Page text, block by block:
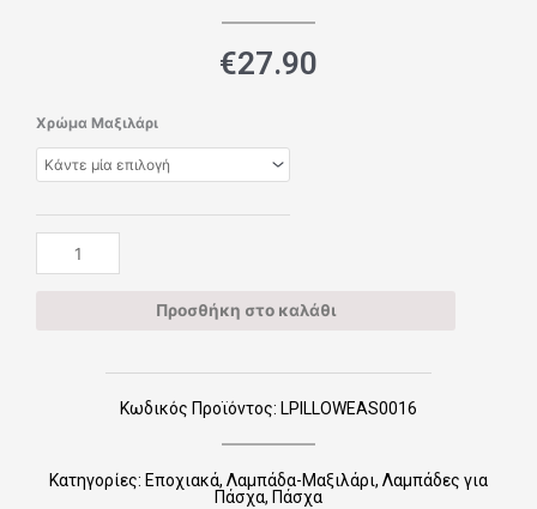
€27.90
Χρώμα Μαξιλάρι
16
Λαμπάδα
Πάσχα
ποσότητα
Προσθήκη στο καλάθι
Κωδικός Προϊόντος: LPILLOWEAS0016
Κατηγορίες: Εποχιακά, Λαμπάδα-Μαξιλάρι, Λαμπάδες για
Πάσχα, Πάσχα